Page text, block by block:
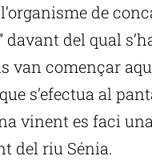
de
davant del qual
van començar
s’efectua al
vinent es faci
del riu Sénia.